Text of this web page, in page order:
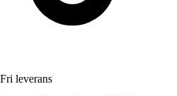
Fri leverans